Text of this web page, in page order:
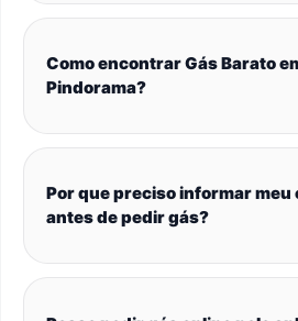
Como encontrar Gás Barato
Pindorama?
Por que preciso informar meu
antes de pedir gás?